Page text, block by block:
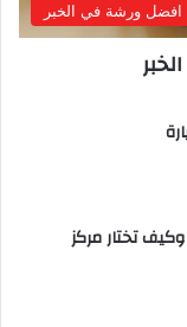
افضل ورشة في الخبر
تختار مركز